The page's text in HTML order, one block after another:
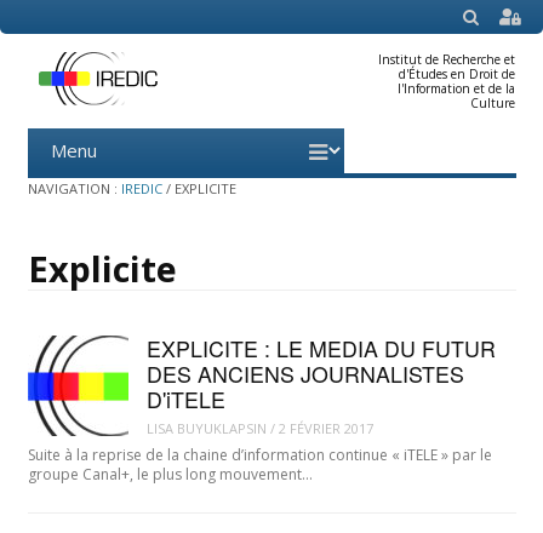
SEARCH
Institut de Recherche et
d'Études en Droit de
l'Information et de la
Culture
Menu
content
NAVIGATION : IREDIC / EXPLICITE
Explicite
EXPLICITE : LE MEDIA DU FUTUR
DES ANCIENS JOURNALISTES
D'iTELE
LISA BUYUKLAPSIN / 2 FÉVRIER 2017
Suite à la reprise de la chaine d’information continue « iTELE » par le
groupe Canal+, le plus long mouvement…